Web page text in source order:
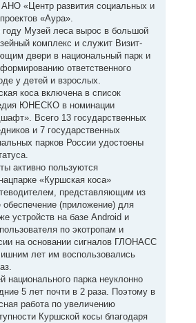
АНО «Центр развития социальных и
«Аура».
Музей леса вырос в большой
комплекс и служит Визит-
двери в национальный парк и
ответственного
у детей и взрослых.
коса включена в список
ЮНЕСКО в номинации
Всего 13 государственных
и 7 государственных
парков России удостоены
активно пользуются
«Куршская коса»
представляющим из
обеспечение (приложение) для
устройств на базе Android и
по экотропам и
на основании сигналов ГЛОНАСС
лет им воспользовались
национального парка неуклонно
5 лет почти в 2 раза. Поэтому в
работа по увеличению
Куршской косы благодаря